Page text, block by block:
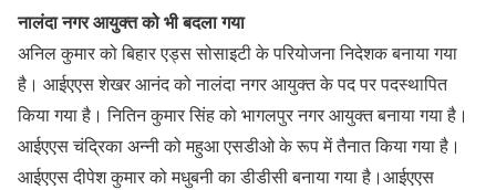
नालंदा नगर आयुक्त को भी बदला गया
अनिल कुमार को बिहार एड्स सोसाइटी के परियोजना निदेशक बनाया गया
है। आईएएस शेखर आनंद को नालंदा नगर आयुक्त के पद पर पदस्थापित
किया गया है। नितिन कुमार सिंह को भागलपुर नगर आयुक्त बनाया गया है।
आईएएस चंद्रिका अन्नी को महुआ एसडीओ के रूप में तैनात किया गया है।
आईएएस दीपेश कुमार को मधुबनी का डीडीसी बनाया गया है।आईएएस